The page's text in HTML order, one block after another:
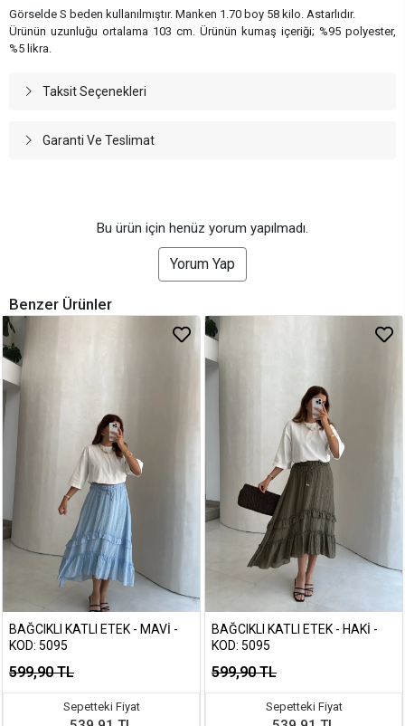
Görselde S beden kullanılmıştır. Manken 1.70 boy 58 kilo. Astarlıdır.
Ürünün uzunluğu ortalama 103 cm. Ürünün kumaş içeriği; %95 polyester,
%5 likra.
Taksit Seçenekleri
Garanti Ve Teslimat
Bu ürün için henüz yorum yapılmadı.
Yorum Yap
Benzer Ürünler
BAĞCIKLI KATLI ETEK - MAVI -
KOD: 5095
599,90 TL
Sepetteki Fiyat
BAĞCIKLI KATLI ETEK - HAKI -
KOD: 5095
599,90 TL
Sepetteki Fiyat